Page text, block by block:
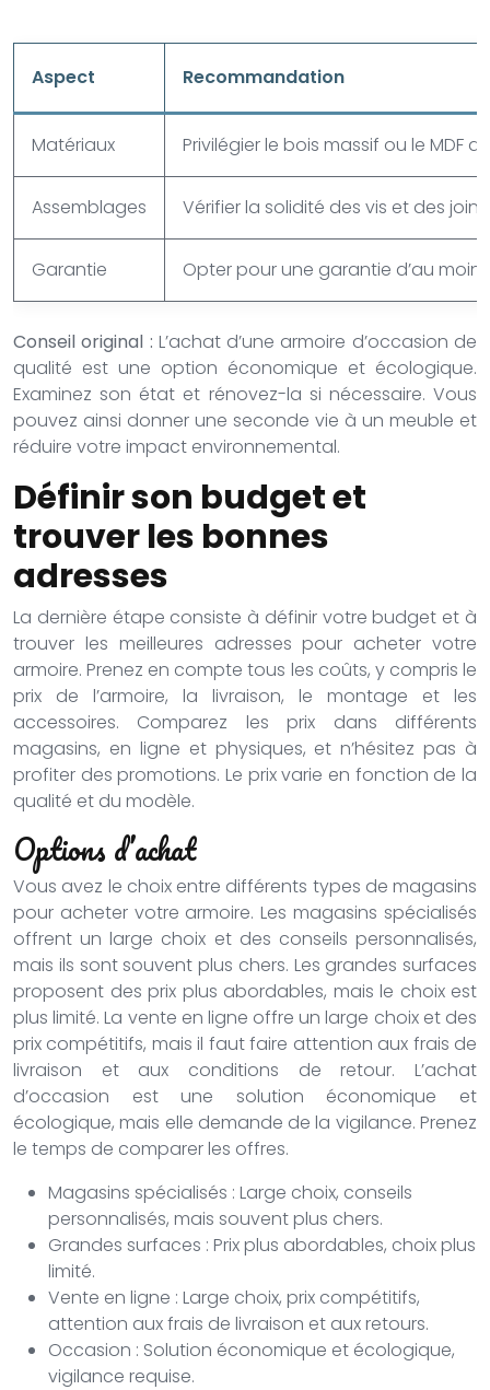
Aspect Recommandation
Matériaux Privilégier le bois massif ou le MDF
Assemblages Vérifier la solidité des vis et des
Garantie Opter pour une garantie d’au
Conseil original : L’achat d’une armoire d’occasion de
qualité est une option économique et écologique.
Examinez son état et rénovez-la si nécessaire. Vous
pouvez ainsi donner une seconde vie à un meuble et
réduire votre impact environnemental.
Définir son budget et
trouver les bonnes
adresses
La dernière étape consiste à définir votre budget et à
trouver les meilleures adresses pour acheter votre
armoire. Prenez en compte tous les coûts, y compris le
prix de l’armoire, la livraison, le montage et les
accessoires. Comparez les prix dans différents
magasins, en ligne et physiques, et n’hésitez pas à
profiter des promotions. Le prix varie en fonction de la
qualité et du modèle.
Options d’achat
Vous avez le choix entre différents types de magasins
pour acheter votre armoire. Les magasins spécialisés
offrent un large choix et des conseils personnalisés,
mais ils sont souvent plus chers. Les grandes surfaces
proposent des prix plus abordables, mais le choix est
plus limité. La vente en ligne offre un large choix et des
prix compétitifs, mais il faut faire attention aux frais de
livraison et aux conditions de retour. L’achat
d’occasion est une solution économique et
écologique, mais elle demande de la vigilance. Prenez
le temps de comparer les offres.
Magasins spécialisés : Large choix, conseils
personnalisés, mais souvent plus chers.
Grandes surfaces : Prix plus abordables, choix plus
limité.
Vente en ligne : Large choix, prix compétitifs,
attention aux frais de livraison et aux retours.
Occasion : Solution économique et écologique,
vigilance requise.